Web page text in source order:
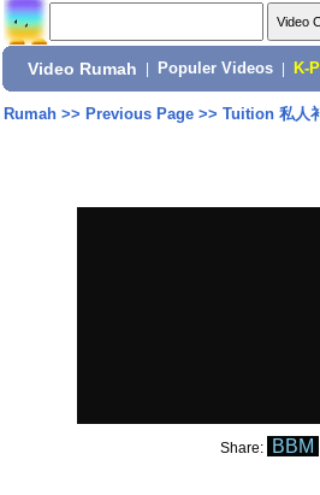
Video Rumah Populer Videos K-
Rumah>> Previous Page>> Tuition 私人
Share: BBM